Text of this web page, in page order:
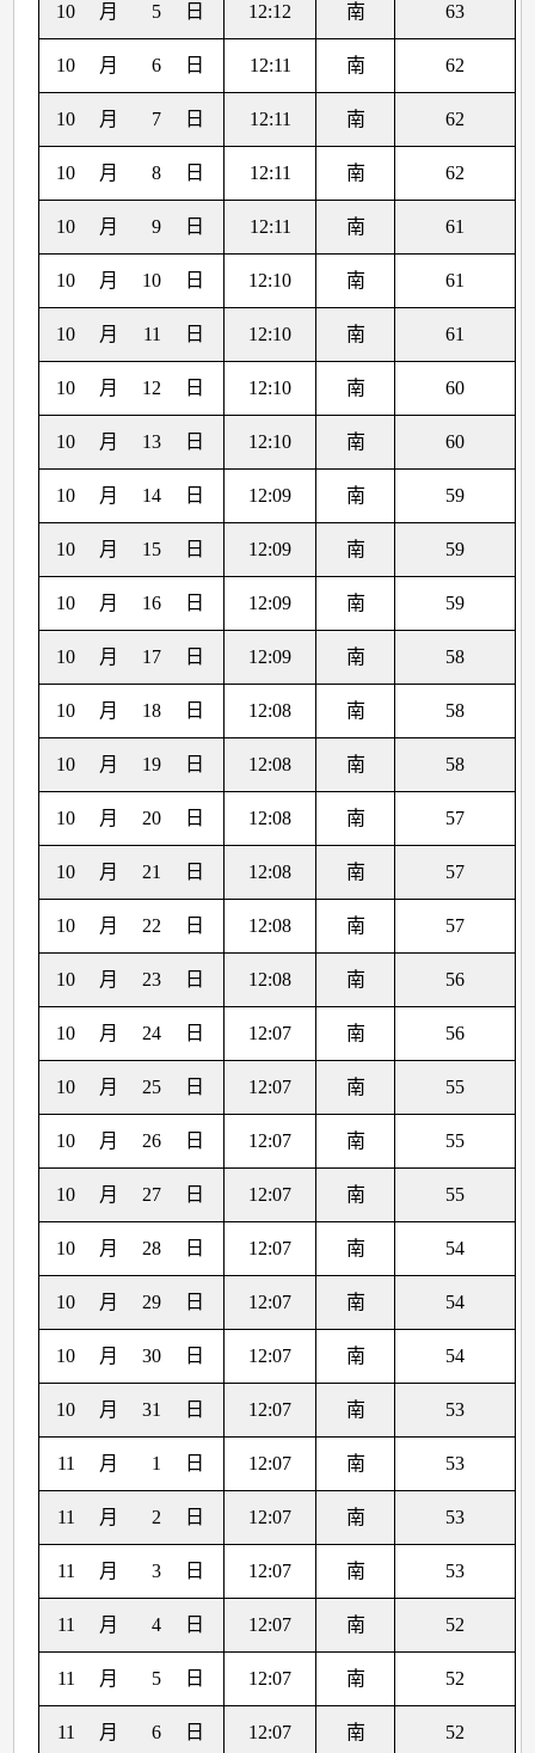
10 月 5 日 12:12 南 63
10 月 6 日 12:11 南 62
10 月 7 日 12:11 南 62
10 月 8 日 12:11 南 62
10 月 9 日 12:11 南 61
10 月 10 日 12:10 南 61
10 月 11 日 12:10 南 61
10 月 12 日 12:10 南 60
10 月 13 日 12:10 南 60
10 月 14 日 12:09 南 59
10 月 15 日 12:09 南 59
10 月 16 日 12:09 南 59
10 月 17 日 12:09 南 58
10 月 18 日 12:08 南 58
10 月 19 日 12:08 南 58
10 月 20 日 12:08 南 57
10 月 21 日 12:08 南 57
10 月 22 日 12:08 南 57
10 月 23 日 12:08 南 56
10 月 24 日 12:07 南 56
10 月 25 日 12:07 南 55
10 月 26 日 12:07 南 55
10 月 27 日 12:07 南 55
10 月 28 日 12:07 南 54
10 月 29 日 12:07 南 54
10 月 30 日 12:07 南 54
10 月 31 日 12:07 南 53
11 月 1 日 12:07 南 53
11 月 2 日 12:07 南 53
11 月 3 日 12:07 南 53
11 月 4 日 12:07 南 52
11 月 5 日 12:07 南 52
11 月 6 日 12:07 南 52